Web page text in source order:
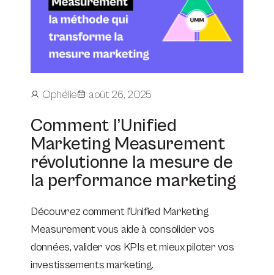
Ophélie août 26, 2025
Comment l’Unified
Marketing Measurement
révolutionne la mesure de
la performance marketing
Découvrez comment l’Unified Marketing
Measurement vous aide à consolider vos
données, valider vos KPIs et mieux piloter vos
investissements marketing.